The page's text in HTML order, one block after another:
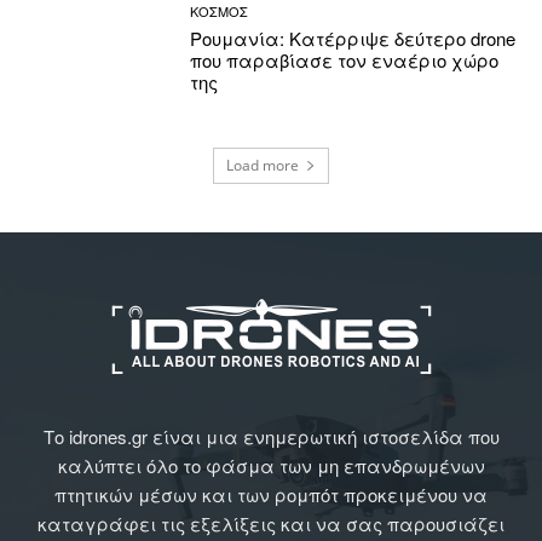
ΚΟΣΜΟΣ
Ρουμανία: Κατέρριψε δεύτερο drone
που παραβίασε τον εναέριο χώρο
της
Load more
Το idrones.gr είναι μια ενημερωτική ιστοσελίδα που
καλύπτει όλο το φάσμα των μη επανδρωμένων
πτητικών μέσων και των ρομπότ προκειμένου να
καταγράφει τις εξελίξεις και να σας παρουσιάζει